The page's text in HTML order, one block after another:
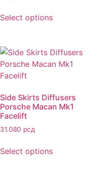
Select options
Side Skirts Diffusers
Porsche Macan Mk1
Facelift
31.080 рсд
Select options